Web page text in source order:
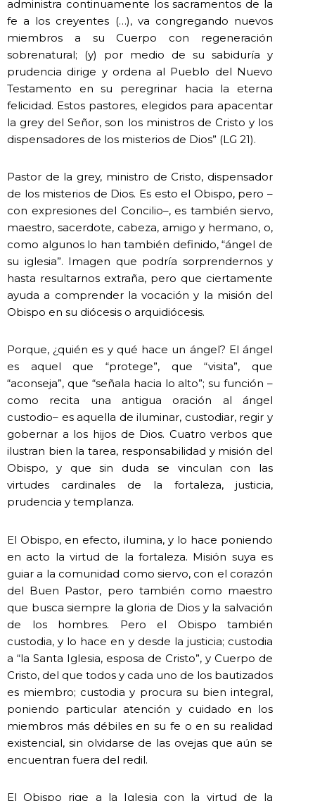
administra continuamente los sacramentos de la
fe a los creyentes (…), va congregando nuevos
miembros a su Cuerpo con regeneración
sobrenatural; (y) por medio de su sabiduría y
prudencia dirige y ordena al Pueblo del Nuevo
Testamento en su peregrinar hacia la eterna
felicidad. Estos pastores, elegidos para apacentar
la grey del Señor, son los ministros de Cristo y los
dispensadores de los misterios de Dios” (LG 21).
Pastor de la grey, ministro de Cristo, dispensador
de los misterios de Dios. Es esto el Obispo, pero –
con expresiones del Concilio–, es también siervo,
maestro, sacerdote, cabeza, amigo y hermano, o,
como algunos lo han también definido, “ángel de
su iglesia”. Imagen que podría sorprendernos y
hasta resultarnos extraña, pero que ciertamente
ayuda a comprender la vocación y la misión del
Obispo en su diócesis o arquidiócesis.
Porque, ¿quién es y qué hace un ángel? El ángel
es aquel que “protege”, que “visita”, que
“aconseja”, que “señala hacia lo alto”; su función –
como recita una antigua oración al ángel
custodio– es aquella de iluminar, custodiar, regir y
gobernar a los hijos de Dios. Cuatro verbos que
ilustran bien la tarea, responsabilidad y misión del
Obispo, y que sin duda se vinculan con las
virtudes cardinales de la fortaleza, justicia,
prudencia y templanza.
El Obispo, en efecto, ilumina, y lo hace poniendo
en acto la virtud de la fortaleza. Misión suya es
guiar a la comunidad como siervo, con el corazón
del Buen Pastor, pero también como maestro
que busca siempre la gloria de Dios y la salvación
de los hombres. Pero el Obispo también
custodia, y lo hace en y desde la justicia; custodia
a “la Santa Iglesia, esposa de Cristo”, y Cuerpo de
Cristo, del que todos y cada uno de los bautizados
es miembro; custodia y procura su bien integral,
poniendo particular atención y cuidado en los
miembros más débiles en su fe o en su realidad
existencial, sin olvidarse de las ovejas que aún se
encuentran fuera del redil.
El Obispo rige a la Iglesia con la virtud de la